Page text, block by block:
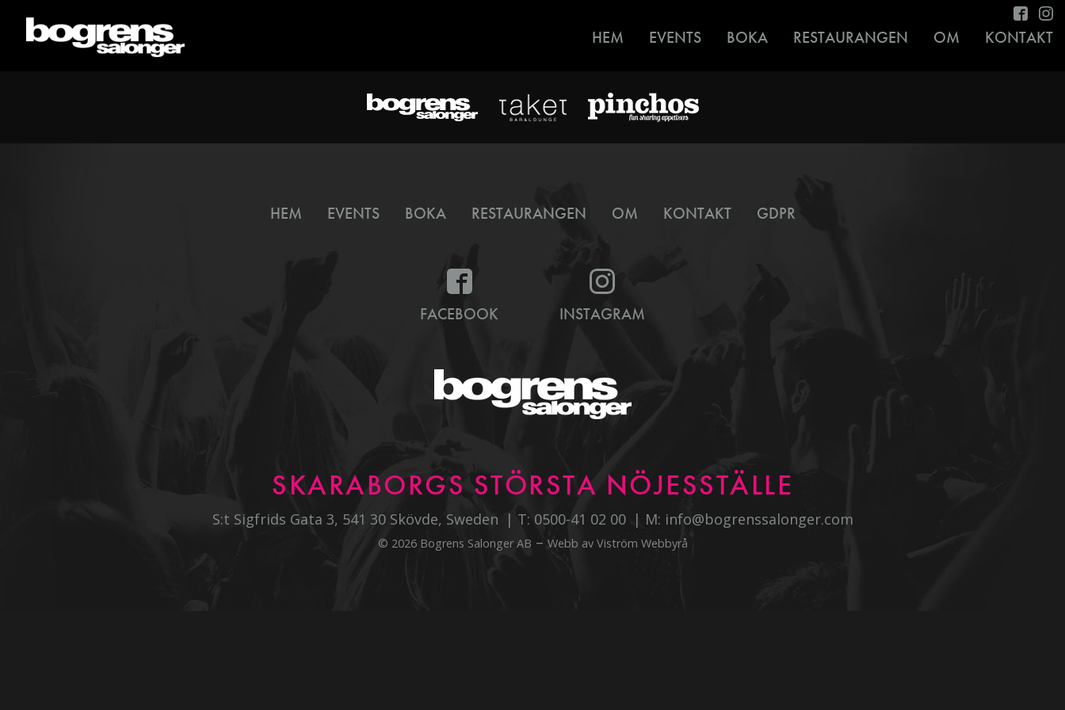
HEM EVENTS BOKA RESTAURANGEN OM KONTAKT
HEM EVENTS BOKA RESTAURANGEN OM KONTAKT GDPR
FACEBOOK INSTAGRAM
SKARABORGS STÖRSTA NÖJESSTÄLLE
S:t Sigfrids Gata 3, 541 30 Skövde, Sweden T: 0500-41 02 00 M: info@bogrenssalonger.com
© 2026 Bogrens Salonger AB – Webb av Viström Webbyrå